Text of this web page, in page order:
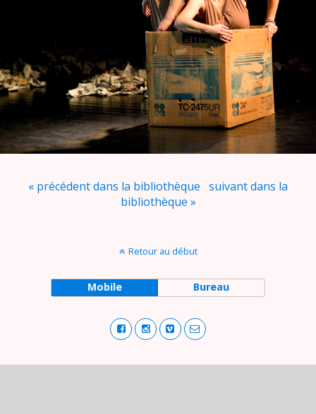
« précédent dans la bibliothèque suivant dans la
bibliothèque »
Retour au début
Mobile Bureau